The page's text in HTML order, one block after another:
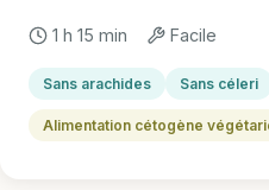
1 h 15 min Facile
Sans arachides Sans céleri
Alimentation cétogène